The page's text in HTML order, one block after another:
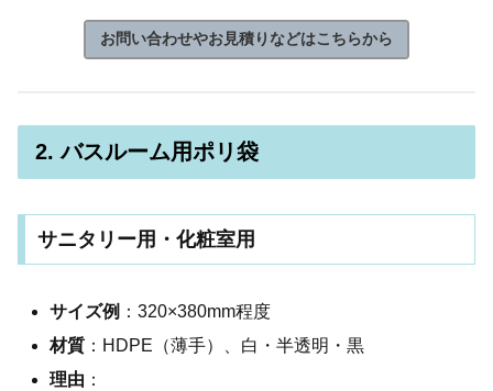
お問い合わせやお見積りなどはこちらから
2. バスルーム用ポリ袋
サニタリー用・化粧室用
サイズ例 ：320×380mm程度
材質 ：HDPE（薄手）、白・半透明・黒
理由 ：